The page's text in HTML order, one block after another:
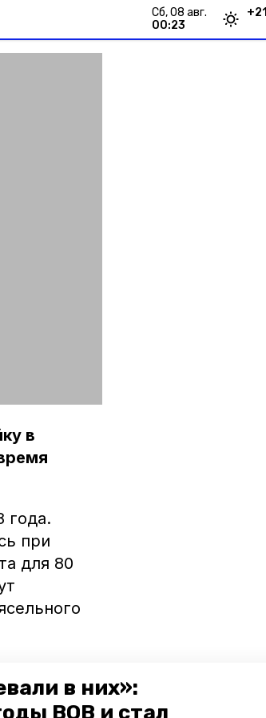
в них»:
ВОВ и стал
сб, 08 авг.
00:23
+21
в
года.
при
для 80
ИА